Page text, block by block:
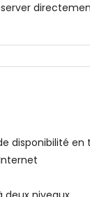
la villa)
disponibilité en